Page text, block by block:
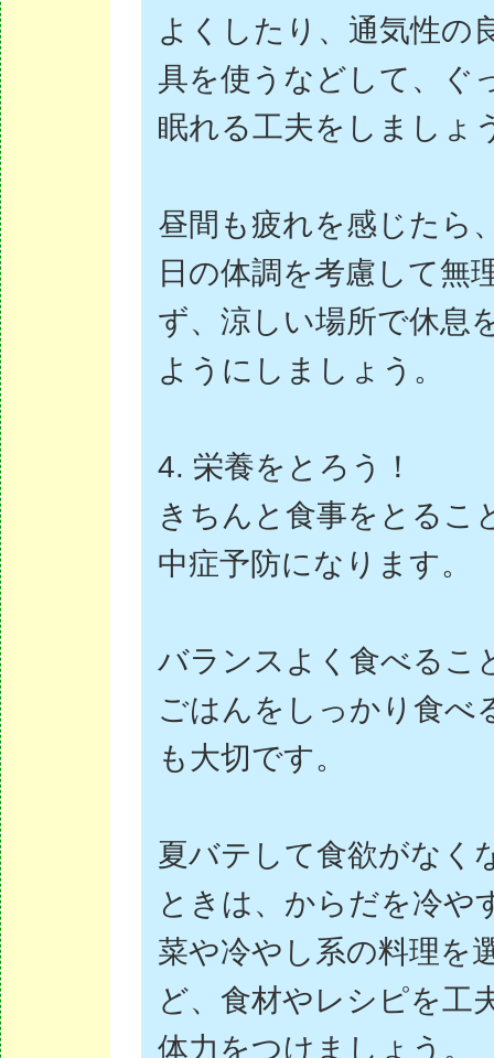
よくしたり、通気性の
具を使うなどして、ぐ
眠れる工夫をしましょ
昼間も疲れを感じたら
日の体調を考慮して無
ず、涼しい場所で休息
ようにしましょう。
4. 栄養をとろう！
きちんと食事をとるこ
中症予防になります。
バランスよく食べるこ
ごはんをしっかり食べ
も大切です。
夏バテして食欲がなく
ときは、からだを冷や
菜や冷やし系の料理を
ど、食材やレシピを工
体力をつけましょう。